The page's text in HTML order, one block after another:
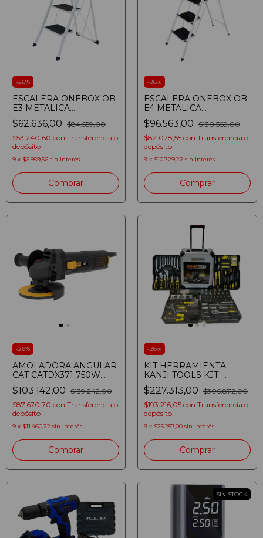
-26%
ESCALERA ONEBOX OB-
E3 METALICA
REFORZADA PLEGABLE
ANTIDESLIZANTE 3
ESCALONES 150 KG -
Color: Blanco
$62.636,00 $84.559,00
$53.240,60 con Transferencia o
depósito
9 x $6.959,56 sin interés
-26%
ESCALERA ONEBOX OB-
E4 METALICA
REFORZADA PLEGABLE
ANTIDESLIZANTE 4
ESCALONES 150 KG -
Color: Blanco
$96.563,00 $130.359,00
$82.078,55 con Transferencia o
depósito
9 x $10.729,22 sin interés
-26%
AMOLADORA ANGULAR
CAT CATDX371 750W
1200RPM
$103.142,00 $139.242,00
$87.670,70 con Transferencia o
depósito
9 x $11.460,22 sin interés
-26%
KIT HERRAMIENTA
KANJI TOOLS KJT-
VLKITYW 499 EN 1
VALIJA
$227.313,00 $306.872,00
$193.216,05 con Transferencia o
depósito
9 x $25.257,00 sin interés
SIN STOCK